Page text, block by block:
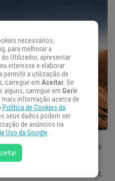
das pessoas e do que
de vivência fazem
tornará. Na maioria das vezes,
necessários,
para melhorar a
Utilizador, apresentar
interesse e elaborar
permitir a utilização de
carregue em Aceitar. Se
alguns, carregue em Gerir
mais informação acerca de
Política de Cookies da
seus dados podem ser
de anúncios na
Uso da Google.